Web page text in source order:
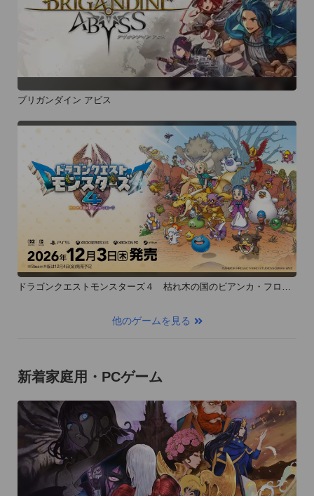
ブリガンダイン アビス
ドラゴンクエストモンスターズ４ 枯れ木の国のビアンカ・フロー
他のゲームを見る
新着家庭用・PCゲーム